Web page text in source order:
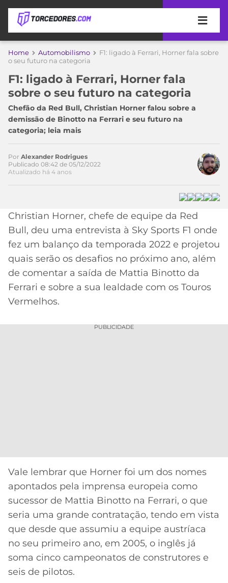
APOSTAS
DE
APOSTA
MELHORES
SITES
DE
APOSTAS
2026
BETBOOM
CÓDIGO
DE
INDICAÇÃO
BET365
CÓDIGO
CASSINOS
ONLINE
2026
COPA
DO
MUNDO
MEU
TIME
PALMEIRAS
CORINTHIANS
SÃO
PAULO
GRÊMIO
MG
CRUZEIRO
CAMPEONATOS
SÉRIE
A
LIBERTADORES
COPA
DO
BRASIL
LALIGA
ESPORTIVA
MERCADO
DA
PALPITES
Home Automobilismo
F1: ligado à Ferrari, Horner fala sobre
o seu futuro na categoria
F1: ligado à Ferrari, Horner fala
sobre o seu futuro na categoria
Chefão da Red Bull, Christian Horner falou sobre a
demissão de Binotto na Ferrari e seu futuro na
categoria; leia mais
Acesse o perfil do autor
no Twitter
Por Alexander Rodrigues
Publicado 08:42 de 05/12/2022
Atualizado há 4 anos
Christian Horner, chefe de equipe da Red
Bull, deu uma entrevista à Sky Sports F1 onde
fez um balanço da temporada 2022 e projetou
quais serão os desafios no próximo ano, além
de comentar a saída de Mattia Binotto da
Ferrari e sobre a sua lealdade com os Touros
Vermelhos.
PUBLICIDADE
Vale lembrar que Horner foi um dos nomes
apontados pela imprensa europeia como
sucessor de Mattia Binotto na Ferrari, o que
seria uma grande contratação, tendo em vista
que desde que assumiu a equipe austríaca
no seu primeiro ano, em 2005, o inglês já
soma cinco campeonatos de construtores e
seis de pilotos.